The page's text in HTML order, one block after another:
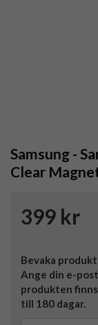
Samsung -
Clear
399 kr
Bevaka produkt
Ange din e-
produkten
till 180 dagar.